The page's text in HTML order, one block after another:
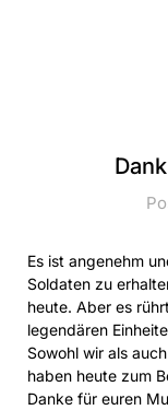
Es ist angenehm
Soldaten zu
heute. Aber es
legendären
Sowohl wir als
haben heute zum
Danke für euren